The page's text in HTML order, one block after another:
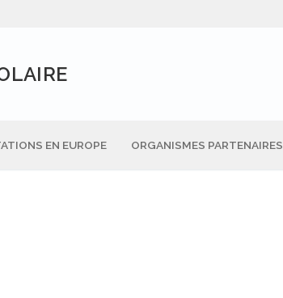
EN EUROPE ORGANISMES PARTENAIRES